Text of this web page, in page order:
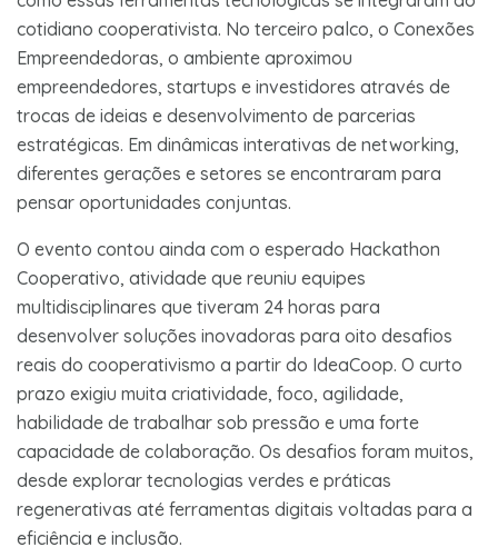
cotidiano cooperativista. No terceiro palco, o Conexões
Empreendedoras, o ambiente aproximou
empreendedores, startups e investidores através de
trocas de ideias e desenvolvimento de parcerias
estratégicas. Em dinâmicas interativas de networking,
diferentes gerações e setores se encontraram para
pensar oportunidades conjuntas.
O evento contou ainda com o esperado Hackathon
Cooperativo, atividade que reuniu equipes
multidisciplinares que tiveram 24 horas para
desenvolver soluções inovadoras para oito desafios
reais do cooperativismo a partir do IdeaCoop. O curto
prazo exigiu muita criatividade, foco, agilidade,
habilidade de trabalhar sob pressão e uma forte
capacidade de colaboração. Os desafios foram muitos,
desde explorar tecnologias verdes e práticas
regenerativas até ferramentas digitais voltadas para a
eficiência e inclusão.